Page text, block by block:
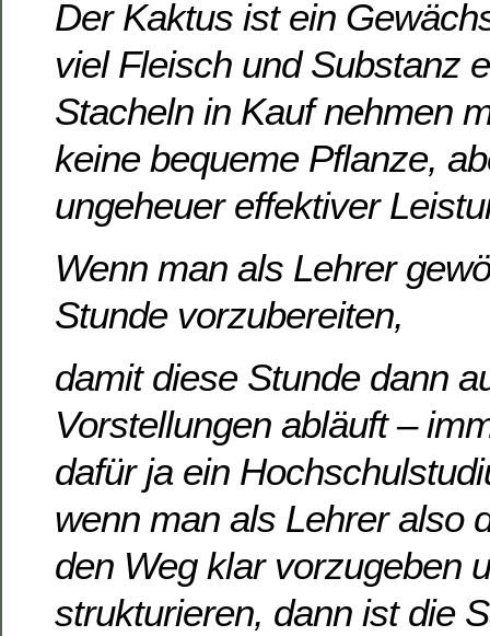
Der Kaktus ist ein
viel Fleisch und Substanz
Stacheln in Kauf nehmen
keine bequeme Pflanze,
ungeheuer effektiver
Wenn man als Lehrer
Stunde vorzubereiten,
damit diese Stunde dann
Vorstellungen abläuft –
dafür ja ein
wenn man als Lehrer also
den Weg klar vorzugeben
strukturieren, dann ist die